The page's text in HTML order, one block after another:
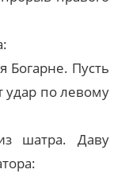
Богарне. Пусть
удар по левому
шатра. Даву